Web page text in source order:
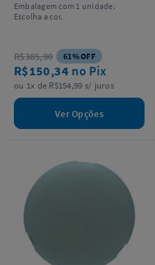
Embalagem com 1 unidade.
Escolha a cor.
R$385,90 61% OFF
R$150,34 no Pix
ou 1x de R$154,99 s/ juros
Ver Opções